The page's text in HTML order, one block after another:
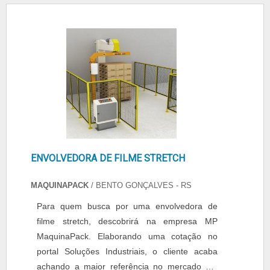
como máquinas de automação e
movimentação e projetos especiais com ótima
qualidade e precisão..
que, ao prensar o plástico, faz a selagem do
ENVOLVEDORA DE FILME STRETCH
MAQUINAPACK / BENTO GONÇALVES - RS
Para quem busca por uma envolvedora de
filme stretch, descobrirá na empresa MP
MaquinaPack. Elaborando uma cotação no
portal Soluções Industriais, o cliente acaba
achando a maior referência no mercado em